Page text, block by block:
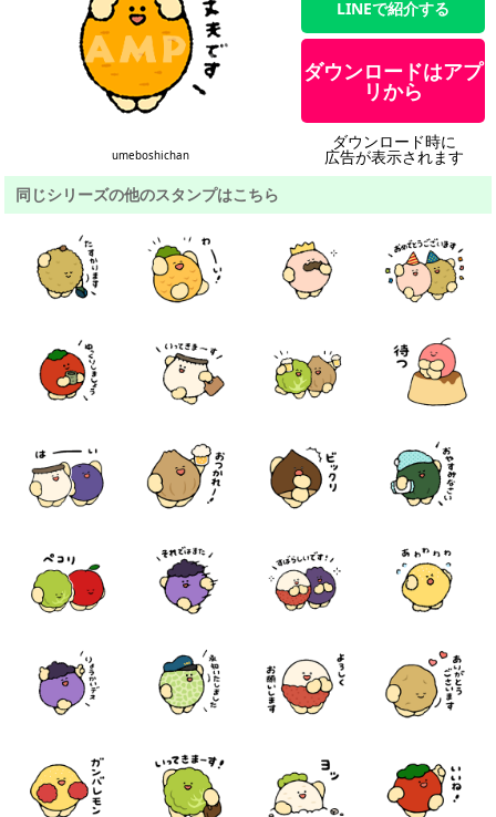
umeboshichan
LINEで紹介する
ダウンロードはアプ
リから
ダウンロード時に
広告が表示されます
同じシリーズの他のスタンプはこちら